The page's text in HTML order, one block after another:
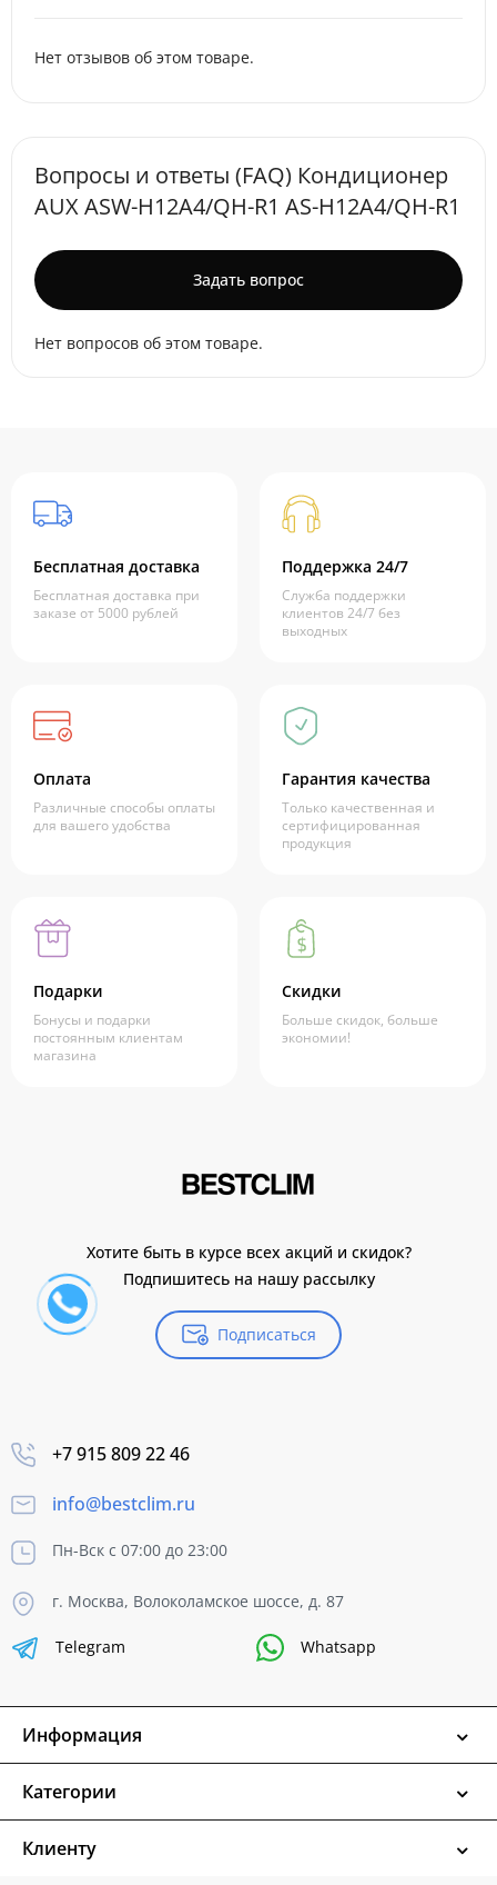
Нет отзывов об этом товаре.
Вопросы и ответы (FAQ) Кондиционер
AUX ASW-H12A4/QH-R1 AS-H12A4/QH-R1
Задать вопрос
Нет вопросов об этом товаре.
Бесплатная доставка
Бесплатная доставка при
заказе от 5000 рублей
Поддержка 24/7
Служба поддержки
клиентов 24/7 без
выходных
Оплата
Различные способы оплаты
для вашего удобства
Гарантия качества
Только качественная и
сертифицированная
продукция
Подарки
Бонусы и подарки
постоянным клиентам
магазина
Скидки
Больше скидок, больше
экономии!
Хотите быть в курсе всех акций и скидок?
Подпишитесь на нашу рассылку
Подписаться
+7 915 809 22 46
info@bestclim.ru
Пн-Вск с 07:00 до 23:00
г. Москва, Волоколамское шоссе, д. 87
Telegram Whatsapp
Информация
Категории
Клиенту